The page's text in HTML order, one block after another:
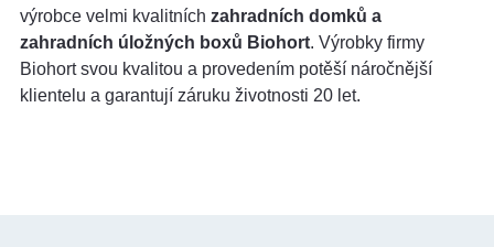
výrobce velmi kvalitních zahradních domků a
zahradních úložných boxů Biohort. Výrobky firmy
Biohort svou kvalitou a provedením potěší náročnější
klientelu a garantují záruku životnosti 20 let.